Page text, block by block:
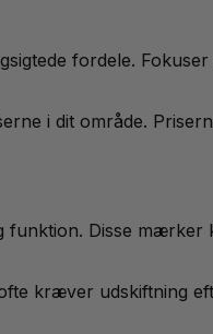
fordele.
i dit område.
Disse
kræver udskiftning